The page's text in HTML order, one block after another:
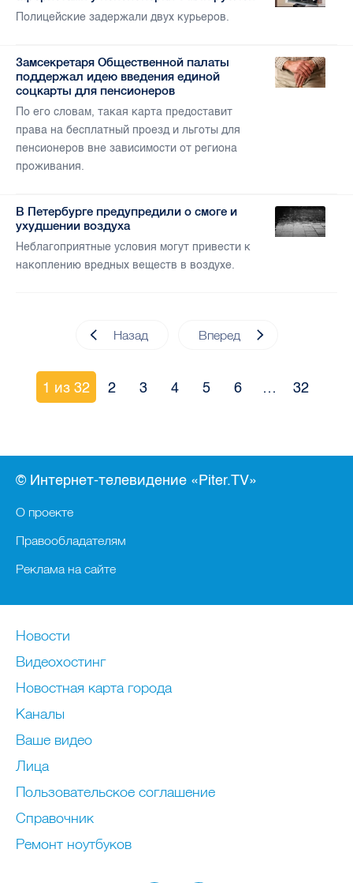
Полицейские задержали двух курьеров.
Замсекретаря Общественной палаты
поддержал идею введения единой
соцкарты для пенсионеров
По его словам, такая карта предоставит
права на бесплатный проезд и льготы для
пенсионеров вне зависимости от региона
проживания.
В Петербурге предупредили о смоге и
ухудшении воздуха
Неблагоприятные условия могут привести к
накоплению вредных веществ в воздухе.
Назад Вперед
1 из 32 2 3 4 5 6 … 32
© Интернет-телевидение «Piter.TV»
О проекте
Правообладателям
Реклама на сайте
Новости
Видеохостинг
Новостная карта города
Каналы
Ваше видео
Лица
Пользовательское соглашение
Справочник
Ремонт нoутбуков